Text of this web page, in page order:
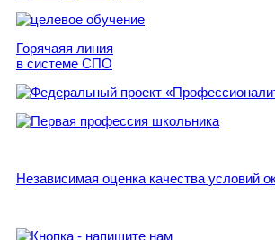
Горячаяя линия
в системе СПО
Независимая оценка качества условий